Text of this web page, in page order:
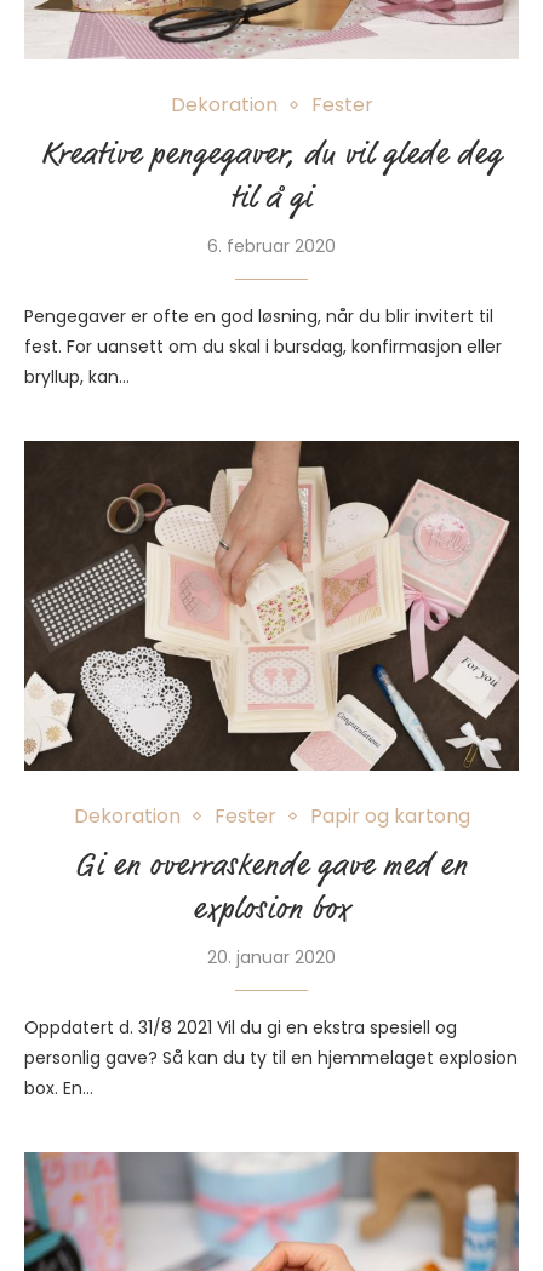
Dekoration Fester
Kreative pengegaver, du vil glede deg
til å gi
6. februar 2020
Pengegaver er ofte en god løsning, når du blir invitert til
fest. For uansett om du skal i bursdag, konfirmasjon eller
bryllup, kan…
Dekoration Fester Papir og kartong
Gi en overraskende gave med en
explosion box
20. januar 2020
Oppdatert d. 31/8 2021 Vil du gi en ekstra spesiell og
personlig gave? Så kan du ty til en hjemmelaget explosion
box. En…